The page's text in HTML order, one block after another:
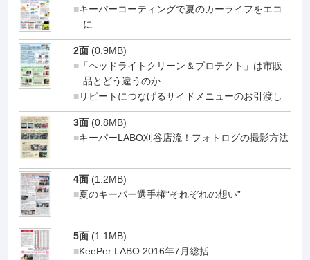
キーパーコーティングで夏のカーライフをエコ
に
2面 (0.9MB)
「ヘッドライトクリーン＆プロテクト」は市販
品とどう違うのか
リピートにつなげるサイドメニューのお引渡し
3面 (0.8MB)
キーパーLABO刈谷店流！フォトログの撮影方法
4面 (1.2MB)
夏のキーパー選手権“それぞれの想い”
5面 (1.1MB)
KeePer LABO 2016年7月総括